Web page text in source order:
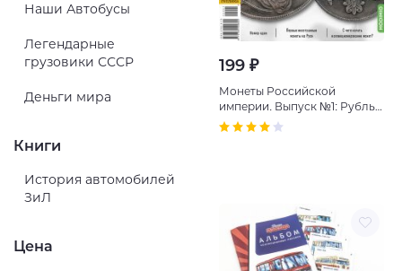
Наши Автобусы
Легендарные
грузовики СССР
Деньги мира
Книги
История автомобилей
ЗиЛ
Цена
199 ₽
Монеты Российской
империи. Выпуск №1: Рубль
1714 года. Эпоха Петра I